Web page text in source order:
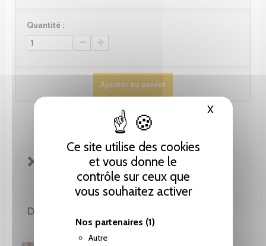
Ce site utilise des cookies
et vous donne le
contrôle sur ceux que
vous souhaitez activer
Nos partenaires (1)
Autre
XMasquer
Quantité :
Ajouter au panier
FICHE TECHNIQUE
DE LA MÊME COLLECTION